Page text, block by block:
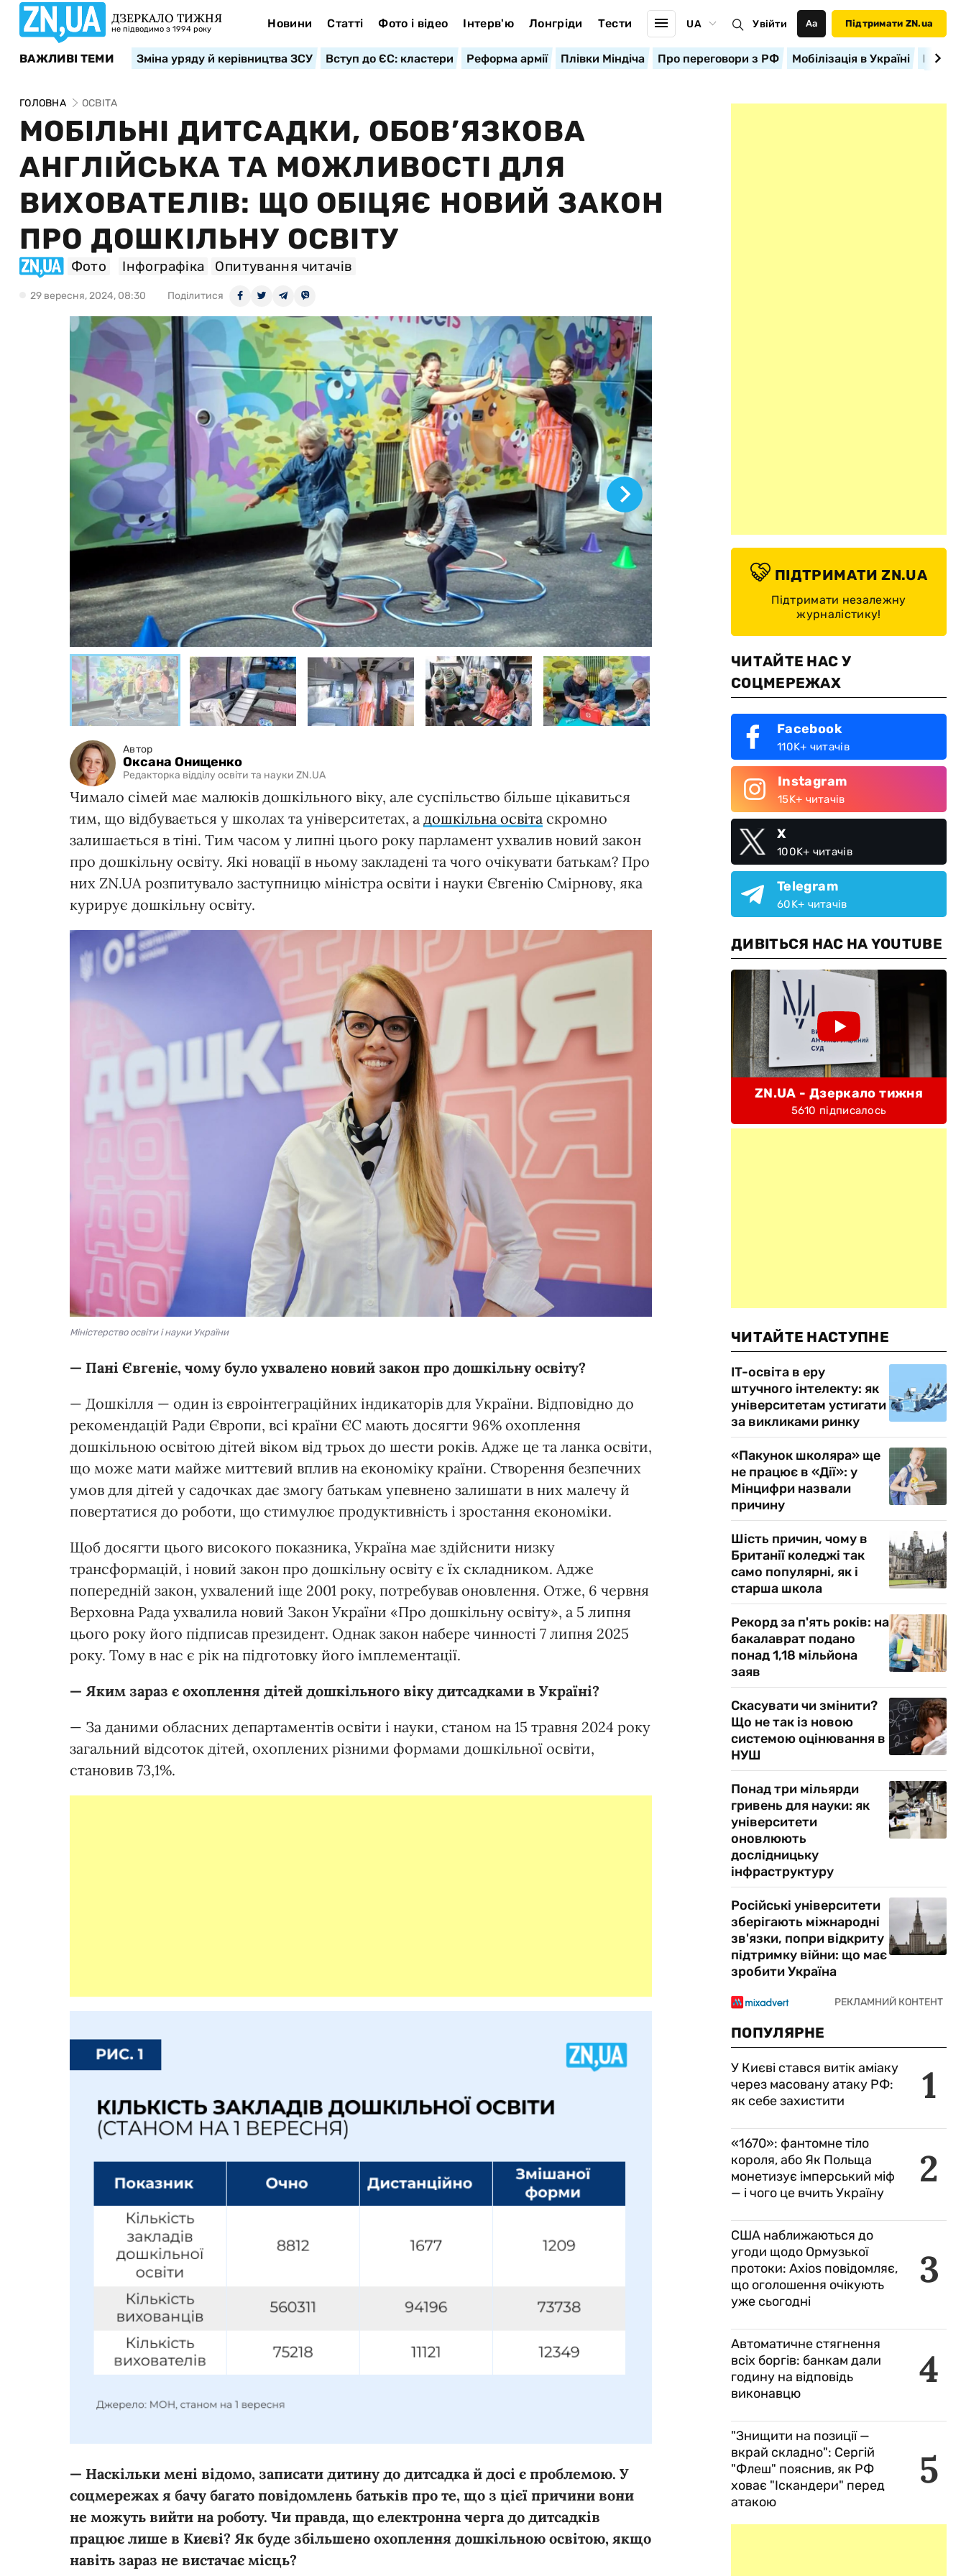
ДЗЕРКАЛО ТИЖНЯ
не підводимо з 1994 року Новини Статті Фото і відео Інтерв'ю Лонгріди Тести UA Увійти Аа Підтримати ZN.ua
ВАЖЛИВІ ТЕМИ Зміна уряду й керівництва ЗСУ Вступ до ЄС: кластери Реформа армії Плівки Міндіча Про переговори з РФ Мобілізація в Україні
ГОЛОВНА ОСВІТА
МОБІЛЬНІ ДИТСАДКИ, ОБОВ’ЯЗКОВА
АНГЛІЙСЬКА ТА МОЖЛИВОСТІ ДЛЯ
ВИХОВАТЕЛІВ: ЩО ОБІЦЯЄ НОВИЙ ЗАКОН
ПРО ДОШКІЛЬНУ ОСВІТУ
Фото Інфографіка Опитування читачів
29 вересня, 2024, 08:30 Поділитися
Автор
Оксана Онищенко
Редакторка відділу освіти та науки ZN.UA
Чимало сімей має малюків дошкільного віку, але суспільство більше цікавиться
тим, що відбувається у школах та університетах, а дошкільна освіта скромно
залишається в тіні. Тим часом у липні цього року парламент ухвалив новий закон
про дошкільну освіту. Які новації в ньому закладені та чого очікувати батькам? Про
них ZN.UA розпитувало заступницю міністра освіти і науки Євгенію Смірнову, яка
курирує дошкільну освіту.
Міністерство освіти і науки України
— Пані Євгеніє, чому було ухвалено новий закон про дошкільну освіту?
— Дошкілля — один із євроінтеграційних індикаторів для України. Відповідно до
рекомендацій Ради Європи, всі країни ЄС мають досягти 96% охоплення
дошкільною освітою дітей віком від трьох до шести років. Адже це та ланка освіти,
що може мати майже миттєвий вплив на економіку країни. Створення безпечних
умов для дітей у садочках дає змогу батькам упевнено залишати в них малечу й
повертатися до роботи, що стимулює продуктивність і зростання економіки.
Щоб досягти цього високого показника, Україна має здійснити низку
трансформацій, і новий закон про дошкільну освіту є їх складником. Адже
попередній закон, ухвалений іще 2001 року, потребував оновлення. Отже, 6 червня
Верховна Рада ухвалила новий Закон України «Про дошкільну освіту», а 5 липня
цього року його підписав президент. Однак закон набере чинності 7 липня 2025
року. Тому в нас є рік на підготовку його імплементації.
— Яким зараз є охоплення дітей дошкільного віку дитсадками в Україні?
— За даними обласних департаментів освіти і науки, станом на 15 травня 2024 року
загальний відсоток дітей, охоплених різними формами дошкільної освіти,
становив 73,1%.
— Наскільки мені відомо, записати дитину до дитсадка й досі є проблемою. У
соцмережах я бачу багато повідомлень батьків про те, що з цієї причини вони
не можуть вийти на роботу. Чи правда, що електронна черга до дитсадків
працює лише в Києві? Як буде збільшено охоплення дошкільною освітою, якщо
навіть зараз не вистачає місць?
ПІДТРИМАТИ ZN.UA
Підтримати незалежну
журналістику!
ЧИТАЙТЕ НАС У
СОЦМЕРЕЖАХ
Facebook
110K+ читачів
Instagram
15K+ читачів
X
100K+ читачів
Telegram
60K+ читачів
ДИВІТЬСЯ НАС НА YOUTUBE
ZN.UA - Дзеркало тижня
5610 підписалось
ЧИТАЙТЕ НАСТУПНЕ
IT-освіта в еру
штучного інтелекту: як
університетам устигати
за викликами ринку
«Пакунок школяра» ще
не працює в «Дії»: у
Мінцифри назвали
причину
Шість причин, чому в
Британії коледжі так
само популярні, як і
старша школа
Рекорд за п'ять років: на
бакалаврат подано
понад 1,18 мільйона
заяв
Скасувати чи змінити?
Що не так із новою
системою оцінювання в
НУШ
Понад три мільярди
гривень для науки: як
університети
оновлюють
дослідницьку
інфраструктуру
Російські університети
зберігають міжнародні
зв'язки, попри відкриту
підтримку війни: що має
зробити Україна
ПОПУЛЯРНЕ
1
У Києві стався витік аміаку
через масовану атаку РФ:
як себе захистити
2
«1670»: фантомне тіло
короля, або Як Польща
монетизує імперський міф
— і чого це вчить Україну
3
США наближаються до
угоди щодо Ормузької
протоки: Axios повідомляє,
що оголошення очікують
уже сьогодні
4
Автоматичне стягнення
всіх боргів: банкам дали
годину на відповідь
виконавцю
5
"Знищити на позиції —
вкрай складно": Сергій
"Флеш" пояснив, як РФ
ховає "Іскандери" перед
атакою